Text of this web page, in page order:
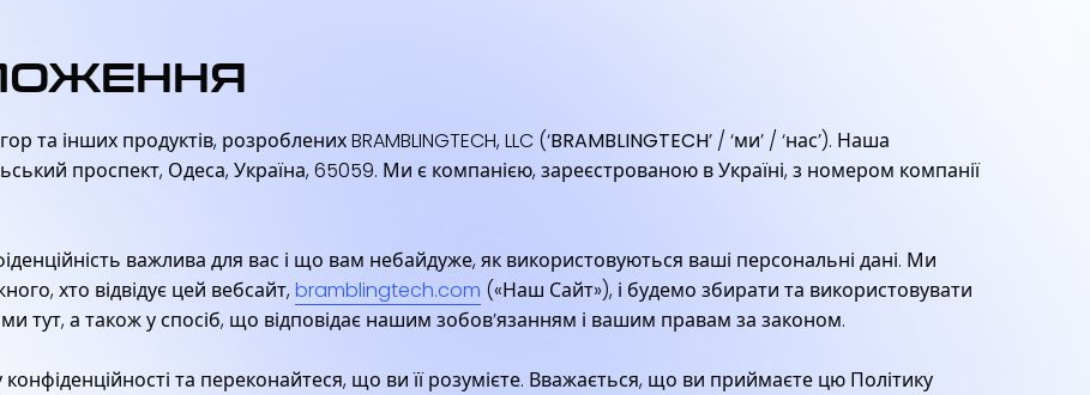
та інших продуктів, розроблених BRAMBLINGTECH, LLC (‘BRAMBLINGTECH’ / ‘ми’ / ‘нас’). Наша
проспект, Одеса, Україна, 65059. Ми є компанією, зареєстрованою в Україні, з номером компанії
важлива для вас і що вам небайдуже, як використовуються ваші персональні дані. Ми
хто відвідує цей вебсайт,bramblingtech.com («Наш Сайт»), і будемо збирати та використовувати
тут, а також у спосіб, що відповідає нашим зобов’язанням і вашим правам за законом.
та переконайтеся, що ви її розумієте. Вважається, що ви приймаєте цю Політику